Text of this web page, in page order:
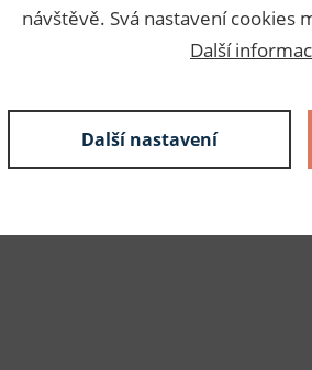
návštěvě. Svá nastavení cookies
Další
Další nastavení